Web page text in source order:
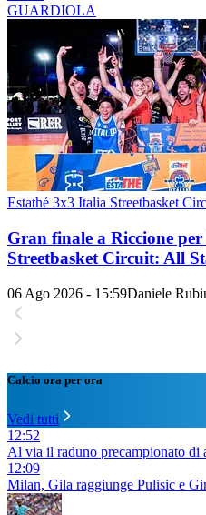
GUARDIOLA
Estathé 3x3 Italia Streetbasket
Gran finale a Riccione
Streetbasket Circuit: All
06 Ago 2026 - 15:59Daniele
Calcio ora per ora
Vedi tutti
12:52
Al via il raduno precampionato di
12:09
Milan, Gila raggiunge Pulisic e